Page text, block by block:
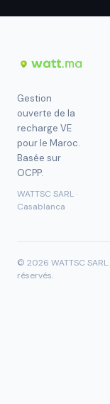
Gestion
ouverte de la
recharge VE
pour le Maroc.
Basée sur
OCPP.
WATTSC SARL ·
Casablanca
© 2026 WATTSC SARL.
réservés.